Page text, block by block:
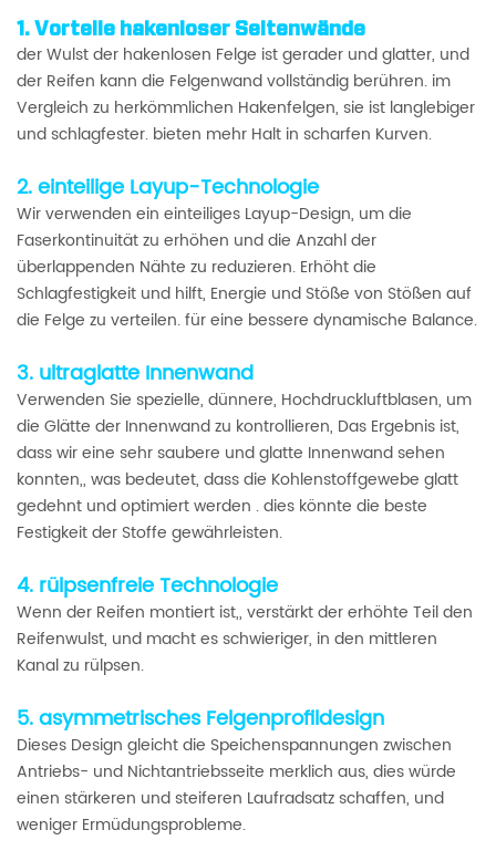
1.Vorteile hakenloser Seitenwände
der Wulst der hakenlosen Felge ist gerader und glatter, und
der Reifen kann die Felgenwand vollständig berühren. im
Vergleich zu herkömmlichen Hakenfelgen, sie ist langlebiger
und schlagfester. bieten mehr Halt in scharfen Kurven.
2. einteilige Layup-Technologie
Wir verwenden ein einteiliges Layup-Design, um die
Faserkontinuität zu erhöhen und die Anzahl der
überlappenden Nähte zu reduzieren. Erhöht die
Schlagfestigkeit und hilft, Energie und Stöße von Stößen auf
die Felge zu verteilen. für eine bessere dynamische Balance.
3. ultraglatte Innenwand
Verwenden Sie spezielle, dünnere, Hochdruckluftblasen, um
die Glätte der Innenwand zu kontrollieren, Das Ergebnis ist,
dass wir eine sehr saubere und glatte Innenwand sehen
konnten,, was bedeutet, dass die Kohlenstoffgewebe glatt
gedehnt und optimiert werden . dies könnte die beste
Festigkeit der Stoffe gewährleisten.
4. rülpsenfreie Technologie
Wenn der Reifen montiert ist,, verstärkt der erhöhte Teil den
Reifenwulst, und macht es schwieriger, in den mittleren
Kanal zu rülpsen.
5. asymmetrisches Felgenprofildesign
Dieses Design gleicht die Speichenspannungen zwischen
Antriebs- und Nichtantriebsseite merklich aus, dies würde
einen stärkeren und steiferen Laufradsatz schaffen, und
weniger Ermüdungsprobleme.